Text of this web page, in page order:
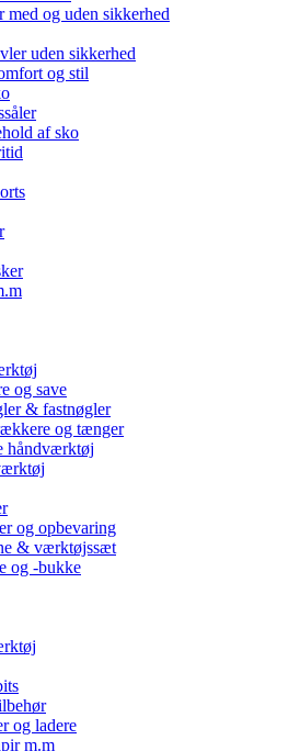
med og uden sikkerhed
uden sikkerhed
og stil
af sko
og save
& fastnøgler
og tænger
håndværktøj
og opbevaring
& værktøjssæt
og -bukke
og ladere
m.m